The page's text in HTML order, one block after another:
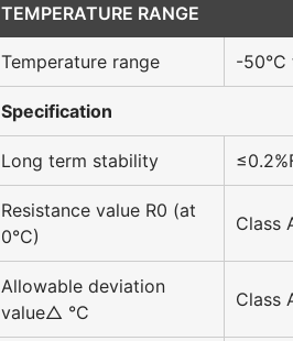
TEMPERATURE RANGE
Temperature range -50°C
Specification
Long term stability
Resistance value R0 (at
0°C)
Class
Allowable deviation
value△ °C
Class